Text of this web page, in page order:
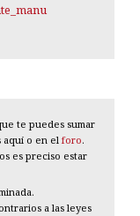
te puedes sumar
aquí o en el foro.
es preciso estar
a las leyes